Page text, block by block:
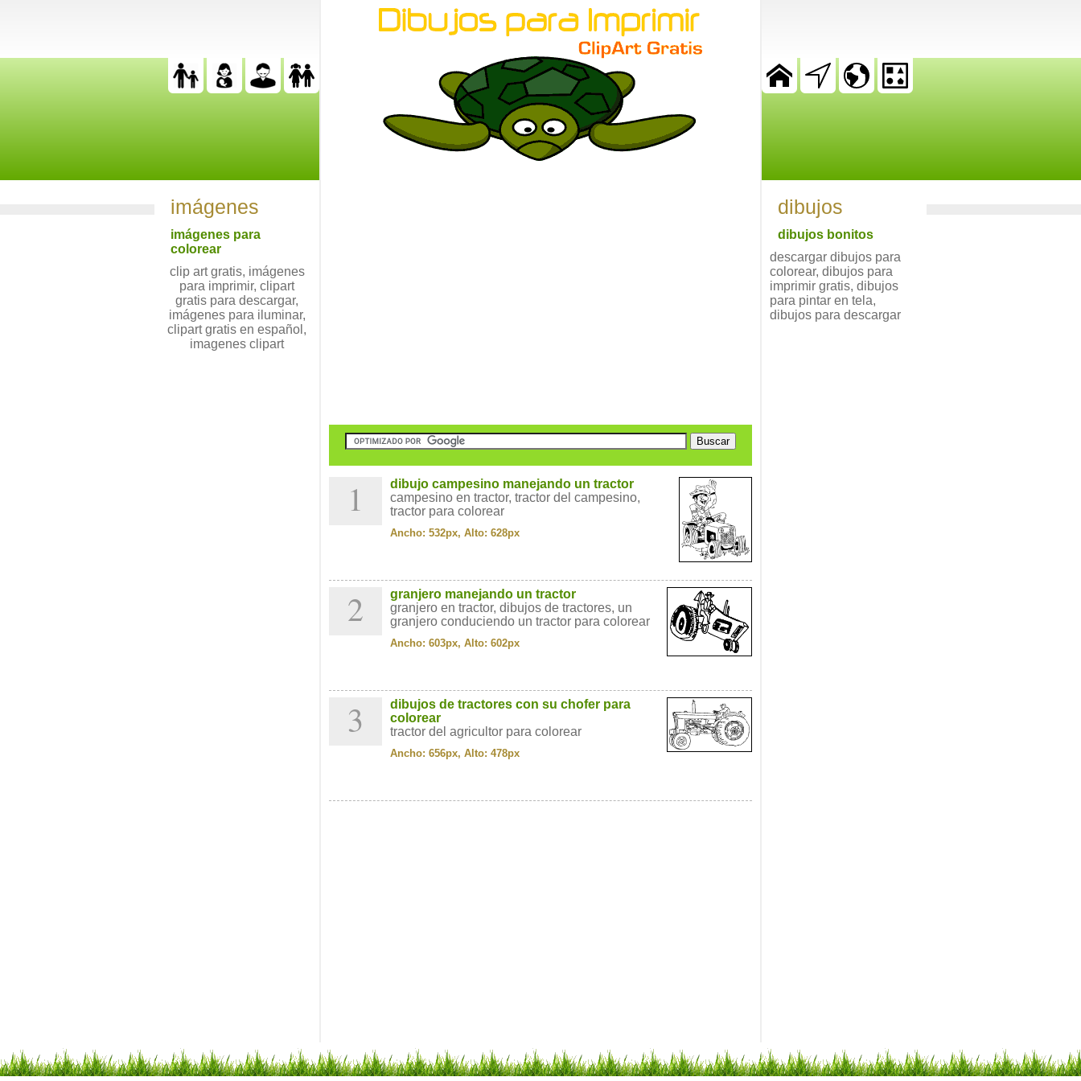
1
dibujo campesino manejando un tractor
campesino en tractor, tractor del campesino,
tractor para colorear
Ancho: 532px, Alto: 628px
2
granjero manejando un tractor
granjero en tractor, dibujos de tractores, un
granjero conduciendo un tractor para colorear
Ancho: 603px, Alto: 602px
3
dibujos de tractores con su chofer para
colorear
tractor del agricultor para colorear
Ancho: 656px, Alto: 478px
imágenes
imágenes para
colorear
clip art gratis, imágenes
para imprimir, clipart
gratis para descargar,
imágenes para iluminar,
clipart gratis en español,
imagenes clipart
dibujos
dibujos bonitos
descargar dibujos para
colorear, dibujos para
imprimir gratis, dibujos
para pintar en tela,
dibujos para descargar